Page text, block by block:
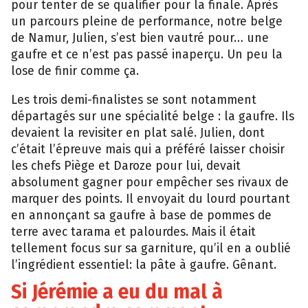
pour tenter de se qualifier pour la finale. Après
un parcours pleine de performance, notre belge
de Namur, Julien, s’est bien vautré pour… une
gaufre et ce n’est pas passé inaperçu. Un peu la
lose de finir comme ça.
Les trois demi-finalistes se sont notamment
départagés sur une spécialité belge : la gaufre. Ils
devaient la revisiter en plat salé. Julien, dont
c’était l’épreuve mais qui a préféré laisser choisir
les chefs Piège et Daroze pour lui, devait
absolument gagner pour empêcher ses rivaux de
marquer des points. Il envoyait du lourd pourtant
en annonçant sa gaufre à base de pommes de
terre avec tarama et palourdes. Mais il était
tellement focus sur sa garniture, qu’il en a oublié
l’ingrédient essentiel: la pâte à gaufre. Gênant.
Si Jérémie a eu du mal à